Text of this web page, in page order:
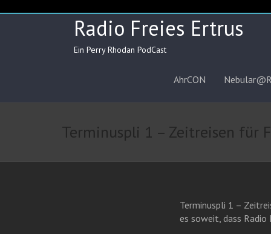
to
Radio Freies Ertrus
Ein Perry Rhodan PodCast
AhrCON
Terminuspli 1 – Zeitreisen für
Terminuspli 1 –
es soweit, dass Radio